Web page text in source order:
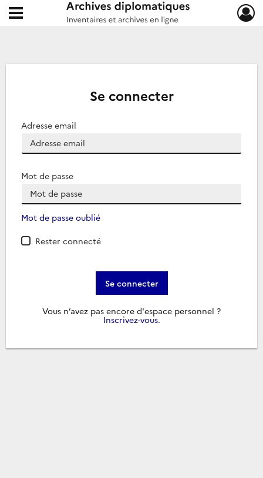
Archives diplomatiques
Ouvrir le menu déroulant
Se connecter
Adresse email
Mot de passe
Mot de passe oublié
Rester connecté
Se connecter
Vous n’avez pas encore d'espace personnel ?
Inscrivez-vous.